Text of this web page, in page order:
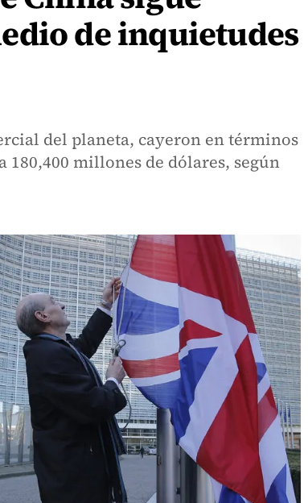
de inquietudes
del planeta, cayeron en términos
180,400 millones de dólares, según